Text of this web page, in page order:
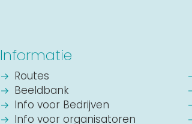
Informatie
Routes
Beeldbank
Info voor Bedrijven
Info voor organisatoren